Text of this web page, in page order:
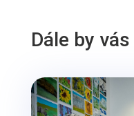
Dále by